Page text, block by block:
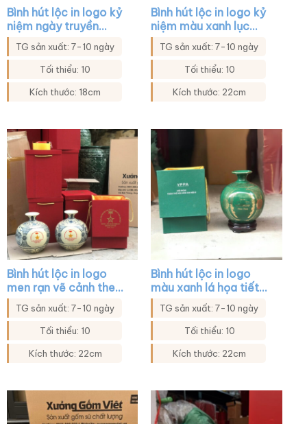
Bình hút lộc in logo kỷ
niệm ngày truyền
thống màu đỏ XG-
BHL09
TG sản xuất: 7-10 ngày
Tối thiểu: 10
Kích thước: 18cm
Bình hút lộc in logo kỷ
niệm màu xanh lục
họa tiết thuận buồm
xuôi gió vàng kim XG-
BHL46
TG sản xuất: 7-10 ngày
Tối thiểu: 10
Kích thước: 22cm
Bình hút lộc in logo
men rạn vẽ cảnh theo
yêu cầu XG-BHL23
TG sản xuất: 7-10 ngày
Tối thiểu: 10
Kích thước: 22cm
Bình hút lộc in logo
màu xanh lá họa tiết
hoa in decal vàng XG-
BHL19
TG sản xuất: 7-10 ngày
Tối thiểu: 10
Kích thước: 22cm